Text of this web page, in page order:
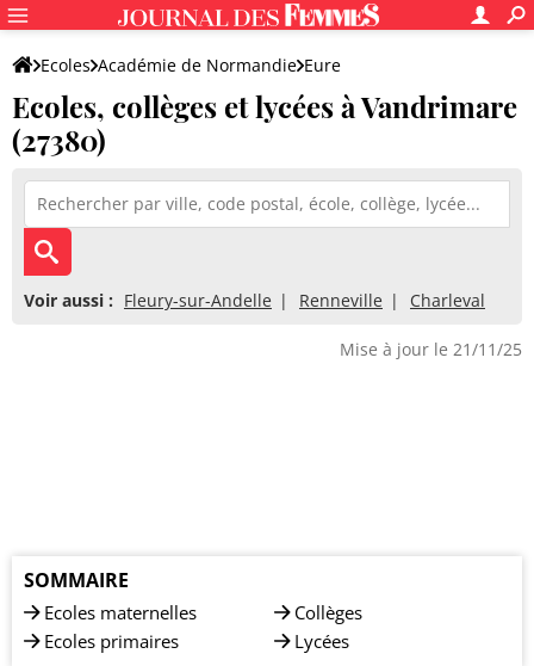
Ecoles Académie de Normandie Eure
Ecoles, collèges et lycées à Vandrimare
(27380)
Voir aussi : Fleury-sur-Andelle Renneville Charleval
Mise à jour le 21/11/25
SOMMAIRE
Ecoles maternelles
Ecoles primaires
Collèges
Lycées